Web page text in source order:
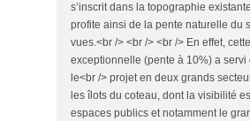
s’inscrit dans la topographie
profite ainsi de la pente naturelle du
vues.<br /> <br /> <br /> En effet,
exceptionnelle (pente à 10%) a
le<br /> projet en deux grands
les îlots du coteau, dont la visibilité
espaces publics et notamment le